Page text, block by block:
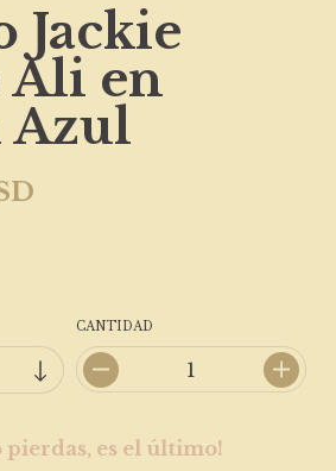
Jackie
Ali en
Azul
CANTIDAD
pierdas, es el último!